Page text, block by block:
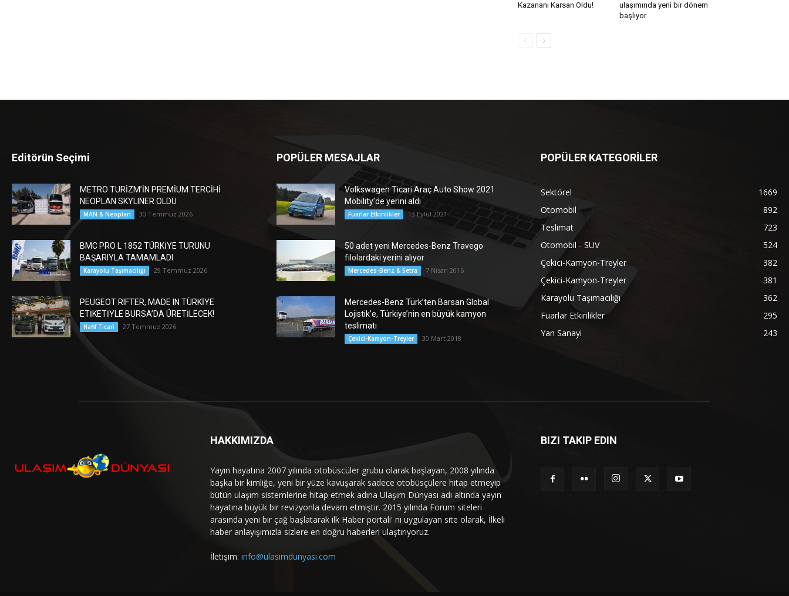
Kazananı Karsan Oldu!
ulaşımında yeni bir dönem
başlıyor
Editörün Seçimi
METRO TURİZM’İN PREMİUM TERCİHİ
NEOPLAN SKYLINER OLDU
MAN & Neoplan 30 Temmuz 2026
BMC PRO L 1852 TÜRKİYE TURUNU
BAŞARIYLA TAMAMLADI
Karayolu Taşımacılığı 29 Temmuz 2026
PEUGEOT RIFTER, MADE IN TÜRKİYE
ETİKETİYLE BURSA’DA ÜRETİLECEK!
Hafif Ticari 27 Temmuz 2026
POPÜLER MESAJLAR
Volkswagen Ticari Araç Auto Show 2021
Mobility’de yerini aldı
Fuarlar Etkinlikler 13 Eylül 2021
50 adet yeni Mercedes-Benz Travego
filolardaki yerini alıyor
Mercedes-Benz & Setra 7 Nisan 2016
Mercedes-Benz Türk’ten Barsan Global
Lojistik’e, Türkiye’nin en büyük kamyon
teslimatı
Çekici-Kamyon-Treyler 30 Mart 2018
POPÜLER KATEGORİLER
Sektörel
1669
Otomobil
892
Teslimat
723
Otomobil - SUV
524
Çekici-Kamyon-Treyler
382
Çekici-Kamyon-Treyler
381
Karayolu Taşımacılığı
362
Fuarlar Etkinlikler
295
Yan Sanayi
243
HAKKIMIZDA
Yayın hayatına 2007 yılında otobüscüler grubu olarak başlayan, 2008 yılında
başka bir kimliğe, yeni bir yüze kavuşarak sadece otobüsçülere hitap etmeyip
bütün ulaşım sistemlerine hitap etmek adına Ulaşım Dünyası adı altında yayın
hayatına büyük bir revizyonla devam etmiştir. 2015 yılında Forum siteleri
arasında yeni bir çağ başlatarak ilk Haber portalı' nı uygulayan site olarak, İlkeli
haber anlayışımızla sizlere en doğru haberleri ulaştırıyoruz.
İletişim: info@ulasimdunyasi.com
BIZI TAKIP EDIN